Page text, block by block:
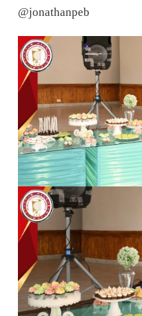
@jonathanpeb